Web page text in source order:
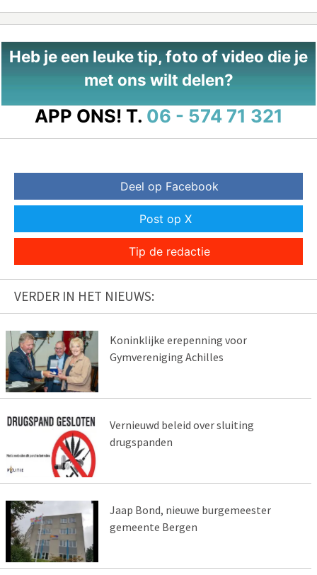
Heb je een leuke tip, foto of video die je
met ons wilt delen?
APP ONS! T. 06 - 574 71 321
Deel op Facebook
Post op X
Tip de redactie
VERDER IN HET NIEUWS:
Koninklijke erepenning voor
Gymvereniging Achilles
Vernieuwd beleid over sluiting
drugspanden
Jaap Bond, nieuwe burgemeester
gemeente Bergen